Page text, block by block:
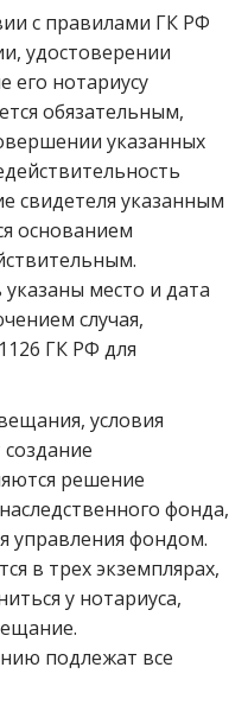
с правилами ГК РФ
удостоверении
его нотариусу
обязательным,
указанных
свидетеля указанным
основанием
место и дата
случая,
ГК РФ для
условия
решение
фонда,
управления фондом.
в трех экземплярах,
у нотариуса,
подлежат все